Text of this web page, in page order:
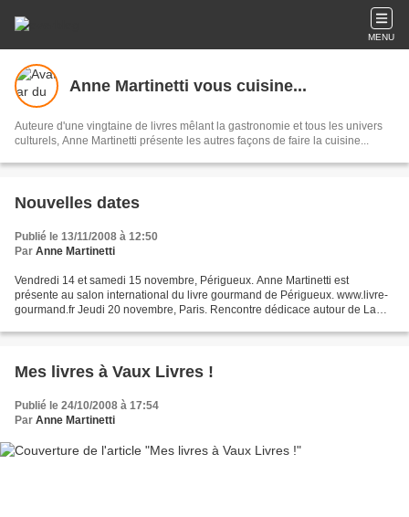
MENU
Anne Martinetti vous cuisine...
Auteure d'une vingtaine de livres mêlant la gastronomie et tous les univers
culturels, Anne Martinetti présente les autres façons de faire la cuisine...
Nouvelles dates
Publié le 13/11/2008 à 12:50
Par Anne Martinetti
Vendredi 14 et samedi 15 novembre, Périgueux. Anne Martinetti est
présente au salon international du livre gourmand de Périgueux. www.livre-
gourmand.fr Jeudi 20 novembre, Paris. Rencontre dédicace autour de La
Mes livres à Vaux Livres !
Publié le 24/10/2008 à 17:54
Par Anne Martinetti